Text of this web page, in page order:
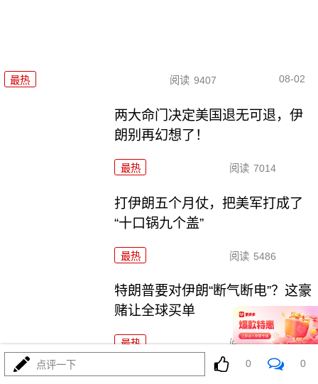
最热 阅读 9407 08-02
两大命门决定美国退无可退，伊
朗别再幻想了！
最热 阅读 7014
打伊朗五个月仗，把美军打成了
“十口锅九个盖”
最热 阅读 5486
特朗普要对伊朗“断气断电”？这豪
赌让全球买单
最热 阅读 4646
五万人一夜破城，欧盟真怕了！
点评一下 0 0